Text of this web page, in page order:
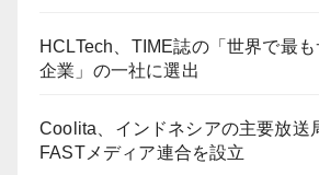
HCLTech、TIME誌の「世界で最
企業」の一社に選出
Coolita、インドネシアの主要放送
FASTメディア連合を設立